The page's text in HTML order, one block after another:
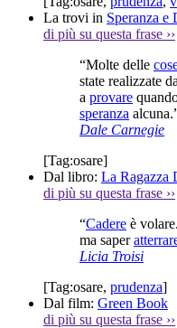
La trovi in Speranza e
di più su questa frase ››
“Molte delle
state realizzate da
a provare
speranza
Dale Carnegie
[Tag:osare]
Dal libro: La Ragazza
di più su questa frase ››
“Cadere è
ma saper
Licia Troisi
[Tag:osare, prudenza]
Dal film: Green Book
di più su questa frase ››